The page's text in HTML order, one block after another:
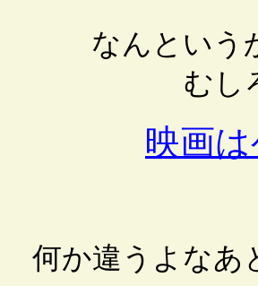
なんという
むし
映画
何か違うよなあ